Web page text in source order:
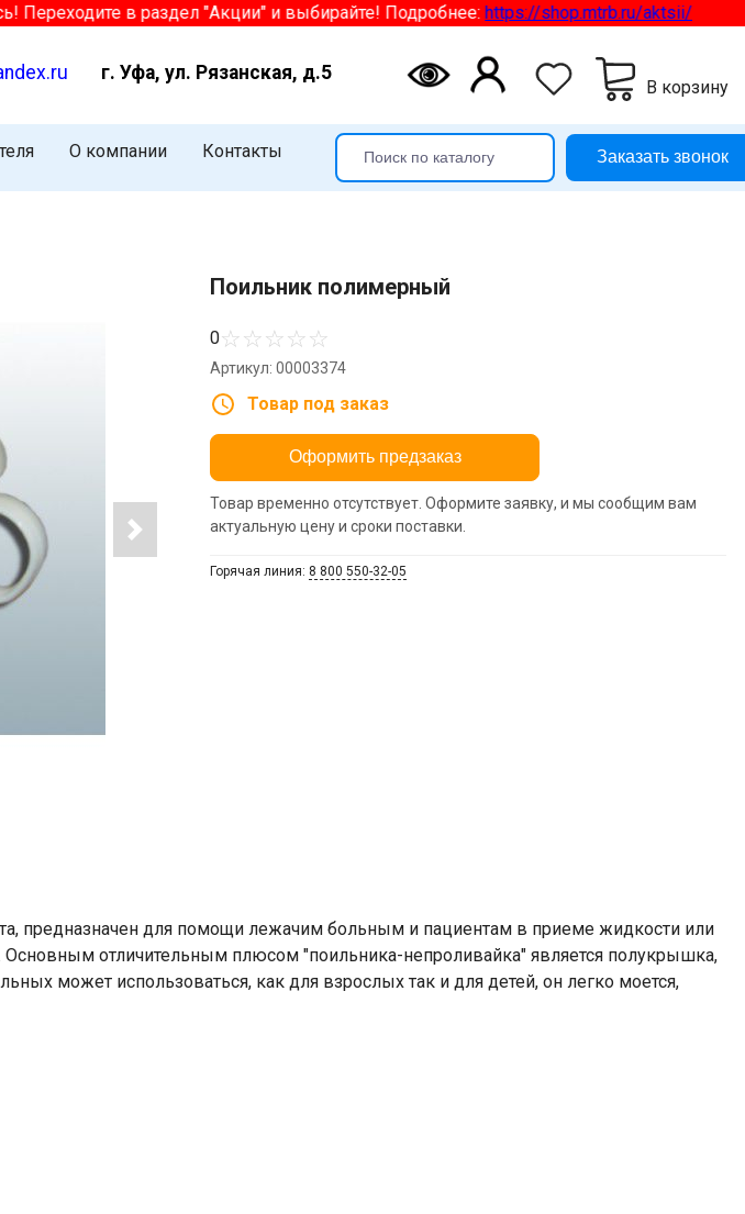
в раздел "Акции" и выбирайте! Подробнее:https://shop.mtrb.ru/aktsii/
г. Уфа, ул. Рязанская, д.5
В корзину
О компании Контакты Заказать звонок
Поильник полимерный
0☆☆☆☆☆
Артикул: 00003374
Товар под заказ
Оформить предзаказ
Товар временно отсутствует. Оформите заявку, и мы сообщим вам
актуальную цену и сроки поставки.
Горячая линия: 8 800 550-32-05
предназначен для помощи лежачим больным и пациентам в приеме жидкости или
отличительным плюсом "поильника-непроливайка" является полукрышка,
может использоваться, как для взрослых так и для детей, он легко моется,